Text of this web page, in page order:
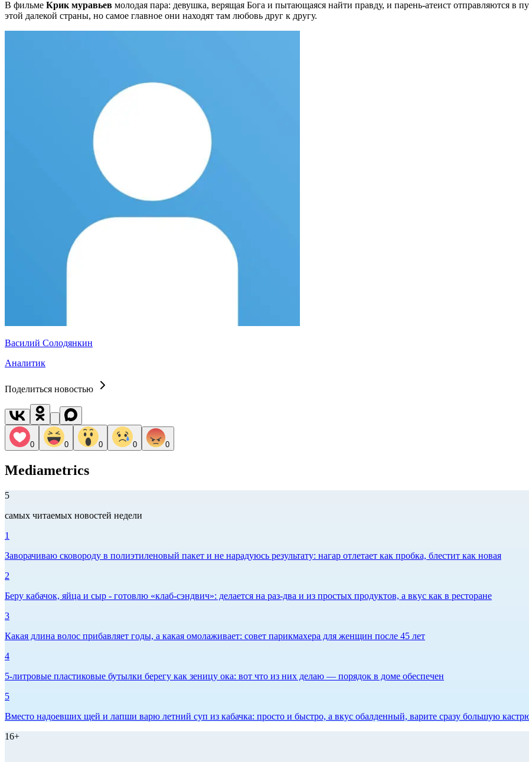
В фильме Крик муравьев молодая пара: девушка, верящая Бога и пытающаяся найти правду, и парень-атеист отправляются в
этой далекой страны, но самое главное они находят там любовь друг к другу.
Василий Солодянкин
Аналитик
Поделиться новостью
0 0 0 0 0
Mediametrics
5
самых читаемых новостей недели
1
Заворачиваю сковороду в полиэтиленовый пакет и не нарадуюсь результату: нагар отлетает как пробка, блестит как новая
2
Беру кабачок, яйца и сыр - готовлю «клаб-сэндвич»: делается на раз-два и из простых продуктов, а вкус как в ресторане
3
Какая длина волос прибавляет годы, а какая омолаживает: совет парикмахера для женщин после 45 лет
4
5-литровые пластиковые бутылки берегу как зеницу ока: вот что из них делаю — порядок в доме обеспечен
5
Вместо надоевших щей и лапши варю летний суп из кабачка: просто и быстро, а вкус обалденный, варите сразу большую
16+